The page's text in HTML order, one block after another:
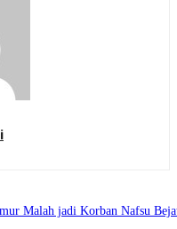
Malah jadi Korban Nafsu